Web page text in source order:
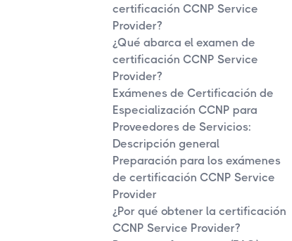
certificación CCNP Service
Provider?
¿Qué abarca el examen de
certificación CCNP Service
Provider?
Exámenes de Certificación de
Especialización CCNP para
Proveedores de Servicios:
Descripción general
Preparación para los exámenes
de certificación CCNP Service
Provider
¿Por qué obtener la certificación
CCNP Service Provider?